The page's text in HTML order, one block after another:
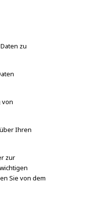
zu
von
Ihren
zur
Sie von dem